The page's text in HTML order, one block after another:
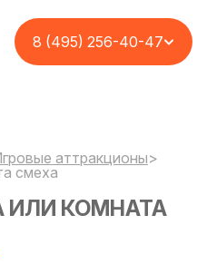
8 (495) 256-40-47
аттракционы>
смеха
ИЛИ КОМНАТА